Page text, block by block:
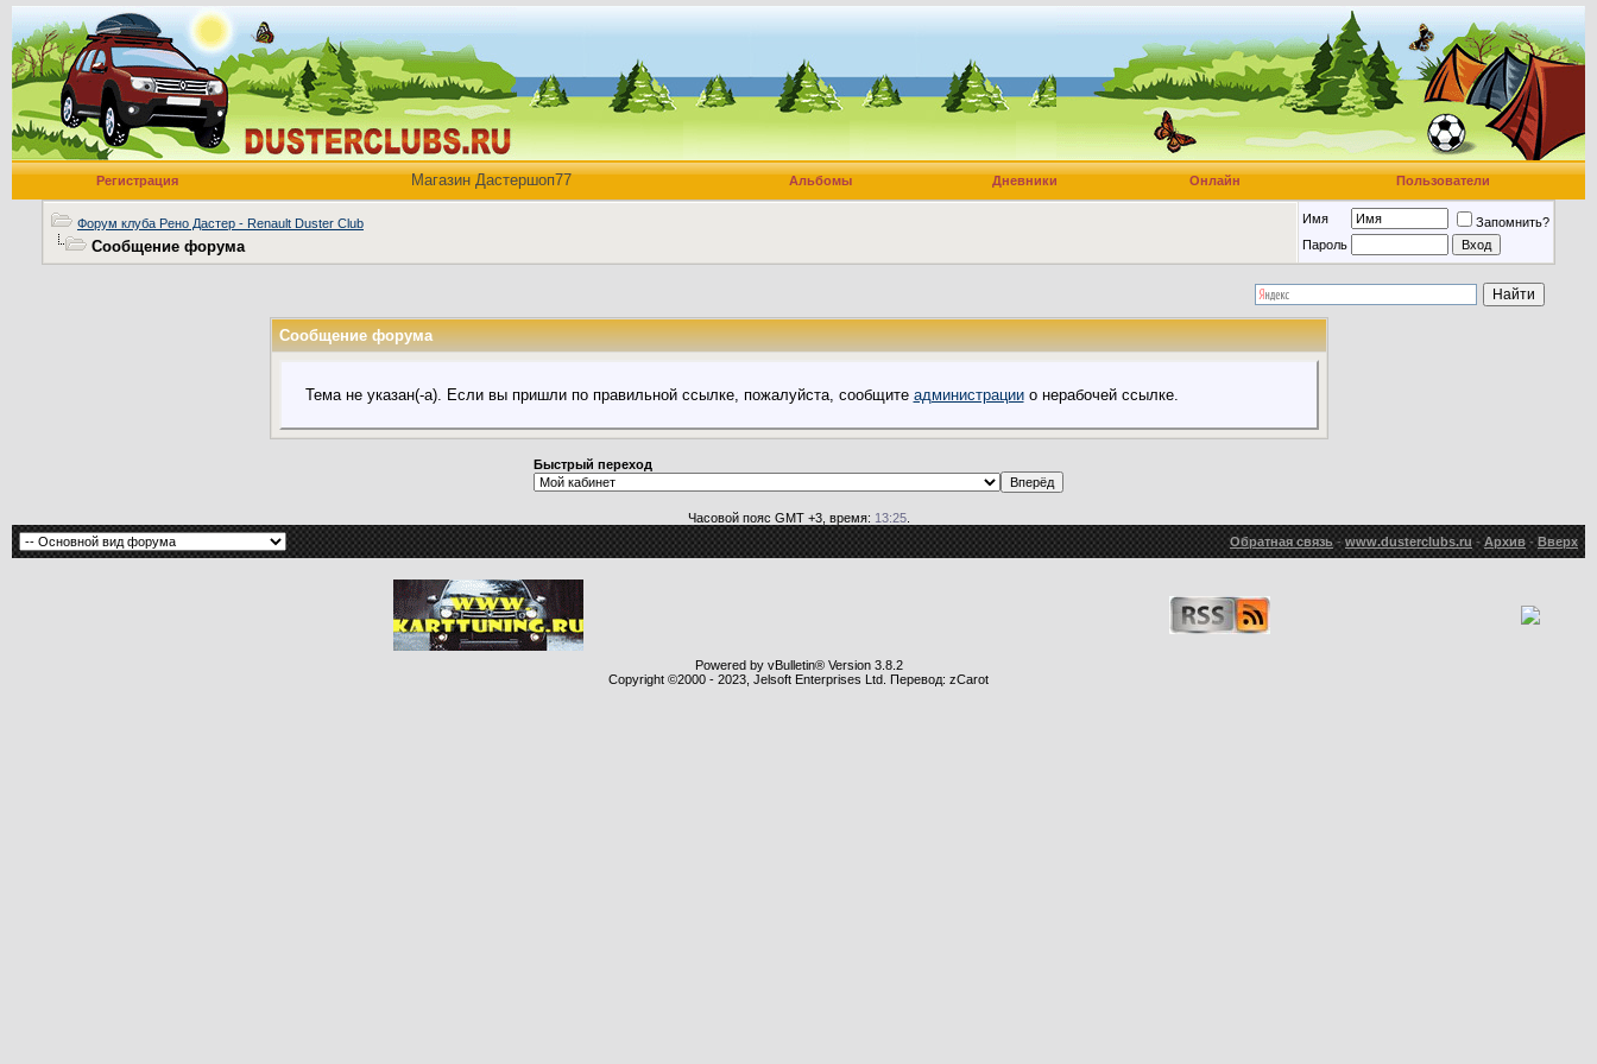
Регистрация Магазин Дастершоп77 Альбомы Дневники Онлайн Пользователи
Форум клуба Рено Дастер - Renault Duster Club
Сообщение форума
Имя
Запомнить?
Пароль
Сообщение форума
Тема не указан(-а). Если вы пришли по правильной ссылке, пожалуйста, сообщите администрациио нерабочей ссылке.
Быстрый переход
Часовой пояс GMT +3, время: 13:25.
Обратная связь-www.dusterclubs.ru-Архив-Вверх
Powered by vBulletin® Version 3.8.2
Copyright ©2000 - 2023, Jelsoft Enterprises Ltd. Перевод: zCarot